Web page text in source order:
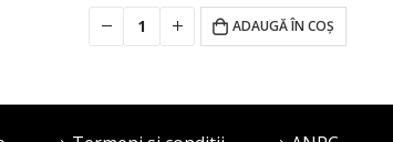
a
fost:
este:
6.39 lei.
ADAUGĂ ÎN COȘ